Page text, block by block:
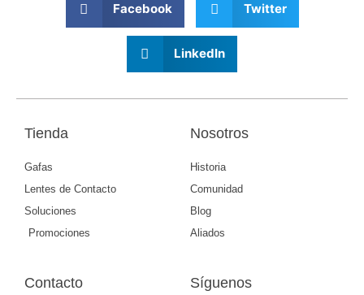
Facebook Twitter
LinkedIn
Tienda
Gafas
Lentes de Contacto
Soluciones
Promociones
Nosotros
Historia
Comunidad
Blog
Aliados
Contacto Síguenos